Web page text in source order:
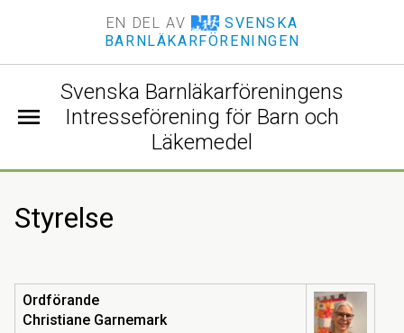
EN DEL AV
SVENSKA
BARNLÄKARFÖRENINGEN
Svenska Barnläkarföreningens
Intresseförening för Barn och
Läkemedel
menu
Styrelse
Ordförande
Christiane Garnemark